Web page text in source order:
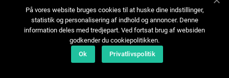
Kontakta oss
Sitemap
På vores website bruges cookies til at huske dine indstillinger,
statistik og personalisering af indhold og annoncer. Denne
information deles med tredjepart. Ved fortsat brug af websiden
godkender du cookiepolitikken.
Ok
Privatlivspolitik